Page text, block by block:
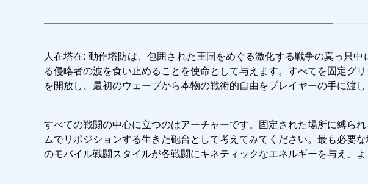
人在塔在: 動作塔防は、包囲された王国をめぐる激化する戦争の真っ只
る侵略者の波を食い止めることを使命として与えます。すべてを固定グ
を開放し、最初のウェーブから本物の戦術的自由をプレイヤーの手に渡し
すべての戦闘の中心に立つのはアーチャーです。固定された場所に縛ら
ムでリポジションする生きた砲台として考えてみてください。最も必要
のモバイル戦闘スタイルが各戦闘にキネティックなエネルギーを与え、